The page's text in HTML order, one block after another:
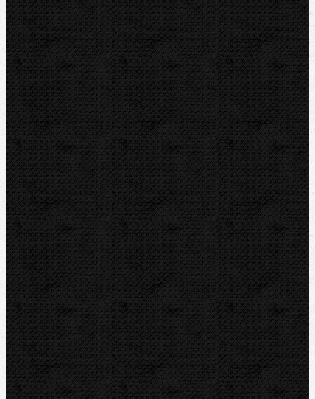
VIRAX
LEISTER
CBC
KEMPER
Guilbert EXPRESS
ZENTEN
DYTRON
KNIPEX